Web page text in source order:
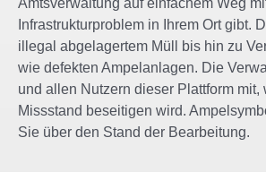
Amtsverwaltung auf einfachem Weg
Infrastrukturproblem in Ihrem Ort gibt.
illegal abgelagertem Müll bis hin zu
wie defekten Ampelanlagen. Die
und allen Nutzern dieser Plattform mit,
Missstand beseitigen wird.
Sie über den Stand der Bearbeitung.